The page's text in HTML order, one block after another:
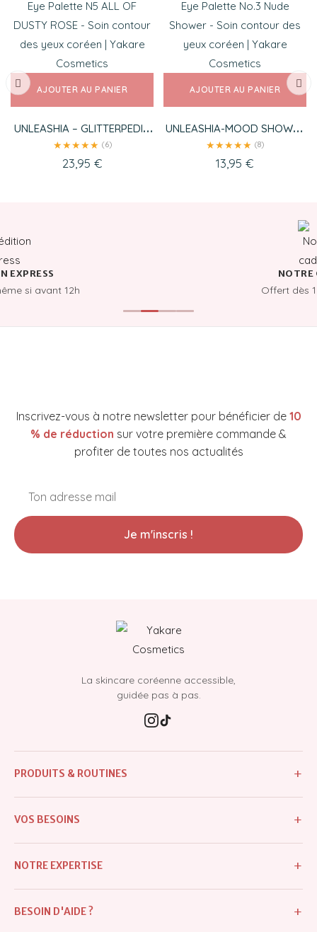
AJOUTER AU PANIER
UNLEASHIA – GLITTERPEDIA
EYE PALETTE N5 ALL OF
DUSTY ROSE
★★★★★ (6)
23,95 €
AJOUTER AU PANIER
UNLEASHIA-MOOD SHOWER
EYE PALETTE NO.3 NUDE
SHOWER
★★★★★ (8)
13,95 €
EXPRESS
si avant 12h
NOTRE
Offert dès
Inscrivez-vous à notre newsletter pour bénéficier de 10
% de réduction sur votre première commande &
profiter de toutes nos actualités
Je m'inscris !
La skincare coréenne accessible,
guidée pas à pas.
PRODUITS & ROUTINES +
Meilleures ventes
Routines
Crèmes
VOS BESOINS +
Taches & hyperpigmentation
NOTRE EXPERTISE +
BESOIN D'AIDE ? +